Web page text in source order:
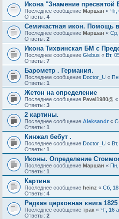
Икона "Знамение пресвятой
Последнее сообщение Маршан « Чт,
Ответы: 4
Семичастная икон. Помощь
Последнее сообщение Маршан « Ср,
Ответы: 2
Икона Тихвинская БМ с
Последнее сообщение Glebus « Вт,
Ответы: 7
Барометр . Германия.
Последнее сообщение Doctor_U «
Ответы: 1
Жетон на определение
Последнее сообщение Pavel1980@ «
Ответы: 3
2 картины.
Последнее сообщение Aleksandr «
Ответы: 1
Кинжал бебут .
Последнее сообщение Doctor_U «
Ответы: 1
Иконы. Определение
Последнее сообщение Маршан « Пн,
Ответы: 1
Картина
Последнее сообщение heinz « Сб, 18
Ответы: 4
Редкая церковная книга
Последнее сообщение трак « Чт, 16
Ответы: 2